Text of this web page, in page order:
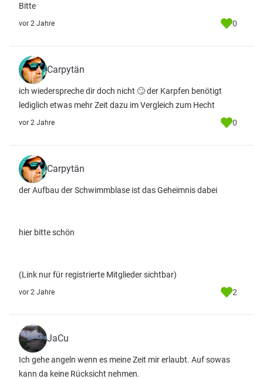
Bitte
vor 2 Jahre 0
Carpytän
ich wiederspreche dir doch nicht 🙄 der Karpfen benötigt
lediglich etwas mehr Zeit dazu im Vergleich zum Hecht
vor 2 Jahre 0
Carpytän
der Aufbau der Schwimmblase ist das Geheimnis dabei
hier bitte schön
(Link nur für registrierte Mitglieder sichtbar)
vor 2 Jahre 2
JaCu
Ich gehe angeln wenn es meine Zeit mir erlaubt. Auf sowas
kann da keine Rücksicht nehmen.